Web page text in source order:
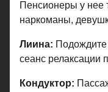
Пенсионеры у нее
наркоманы,
Лиина:
сеанс релаксации
Кондуктор: